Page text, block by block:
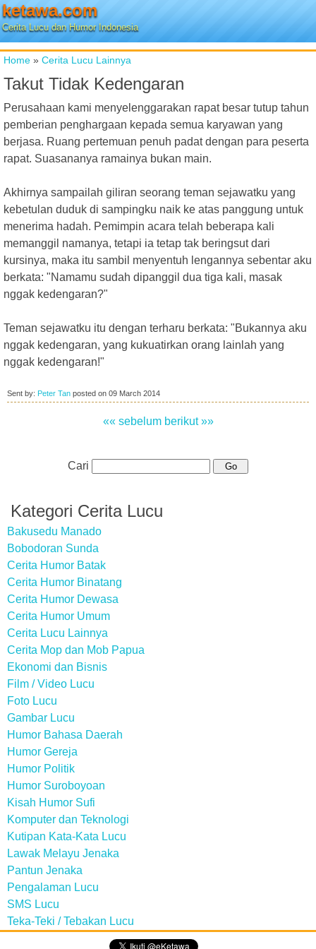
ketawa.com
Cerita Lucu dan Humor Indonesia
Home » Cerita Lucu Lainnya
Takut Tidak Kedengaran
Perusahaan kami menyelenggarakan rapat besar tutup tahun
pemberian penghargaan kepada semua karyawan yang
berjasa. Ruang pertemuan penuh padat dengan para peserta
rapat. Suasananya ramainya bukan main.
Akhirnya sampailah giliran seorang teman sejawatku yang
kebetulan duduk di sampingku naik ke atas panggung untuk
menerima hadah. Pemimpin acara telah beberapa kali
memanggil namanya, tetapi ia tetap tak beringsut dari
kursinya, maka itu sambil menyentuh lengannya sebentar aku
berkata: "Namamu sudah dipanggil dua tiga kali, masak
nggak kedengaran?"
Teman sejawatku itu dengan terharu berkata: "Bukannya aku
nggak kedengaran, yang kukuatirkan orang lainlah yang
nggak kedengaran!"
Sent by: Peter Tan posted on 09 March 2014
«« sebelum berikut »»
Cari
Kategori Cerita Lucu
Bakusedu Manado
Bobodoran Sunda
Cerita Humor Batak
Cerita Humor Binatang
Cerita Humor Dewasa
Cerita Humor Umum
Cerita Lucu Lainnya
Cerita Mop dan Mob Papua
Ekonomi dan Bisnis
Film / Video Lucu
Foto Lucu
Gambar Lucu
Humor Bahasa Daerah
Humor Gereja
Humor Politik
Humor Suroboyoan
Kisah Humor Sufi
Komputer dan Teknologi
Kutipan Kata-Kata Lucu
Lawak Melayu Jenaka
Pantun Jenaka
Pengalaman Lucu
SMS Lucu
Teka-Teki / Tebakan Lucu